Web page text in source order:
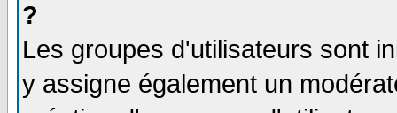
?
Les groupes d'utilisateurs sont
y assigne également un